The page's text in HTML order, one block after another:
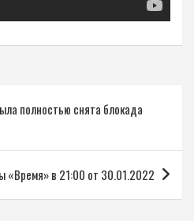
полностью снята блокада
«Время» в 21:00 от 30.01.2022